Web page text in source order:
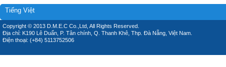
Tiếng Việt
Copyright © 2013 D.M.E.C Co.,Ltd, All Rights Reserved.
Địa chỉ: K190 Lê Duẩn, P. Tân chính, Q. Thanh Khê, Thp. Đà Nẵng, Việt Nam.
Điện thoại: (+84) 5113752506